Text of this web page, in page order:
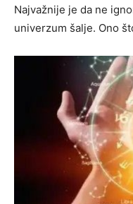
Najvažnije je da ne
univerzum šalje. Ono